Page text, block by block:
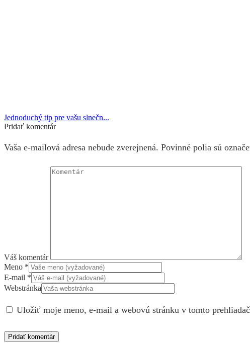
Jednoduchý tip pre vašu slnečn...
Pridať komentár
Vaša e-mailová adresa nebude zverejnená. Povinné polia sú
Váš komentár
Meno *
E-mail *
Webstránka
Uložiť moje meno, e-mail a webovú stránku v tomto